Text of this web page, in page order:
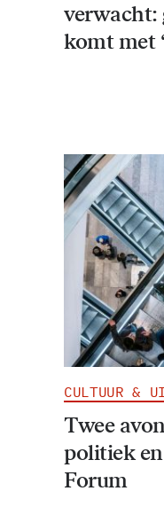
verwacht:
komt met
CULTUUR &
Twee
politiek
Forum